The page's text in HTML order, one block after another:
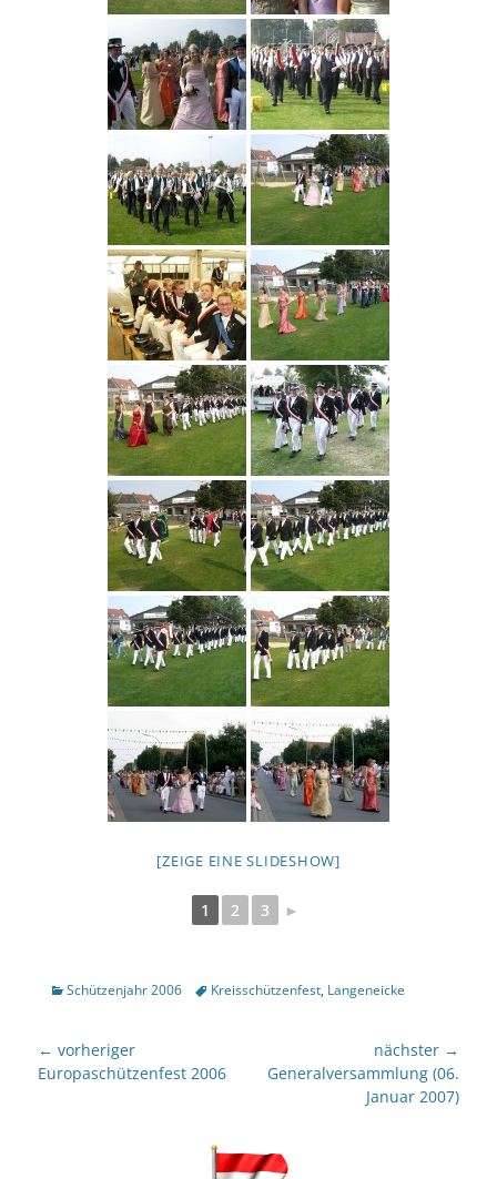
[ZEIGE EINE SLIDESHOW]
1 2 3 ►
Kategorien
Schützenjahr 2006 TagsKreisschützenfest, Langeneicke
Beitragsnavigation
← vorheriger
Vorheriger
Europaschützenfest 2006
nächster →
nächster
Generalversammlung (06.
Januar 2007)